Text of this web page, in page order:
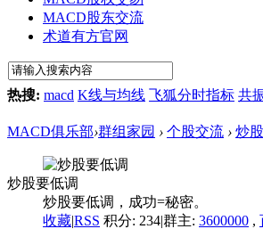
MACD股东交流
术道有方官网
热搜: macd K线与均线 飞狐分时指标 共
MACD俱乐部›群组家园 › 个股交流 › 炒
炒股要低调
炒股要低调，成功=秘密。
收藏|RSS 积分: 234|群主: 3600000 ,